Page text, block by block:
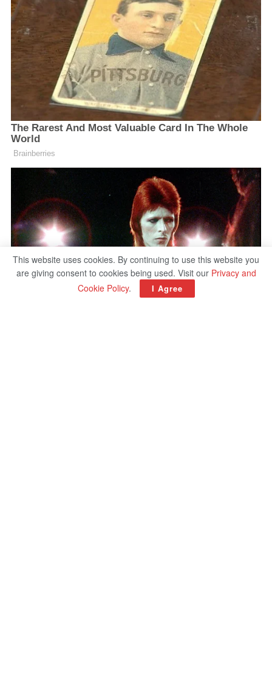
This website uses cookies. By continuing to use this website you
are giving consent to cookies being used. Visit our Privacy and
Cookie Policy. I Agree